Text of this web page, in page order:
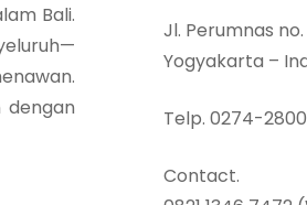
Bali.
Jl. Perumnas
Yogyakarta –
Telp. 0274-
Contact.